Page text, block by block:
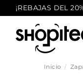
¡REBAJAS DEL
Inicio